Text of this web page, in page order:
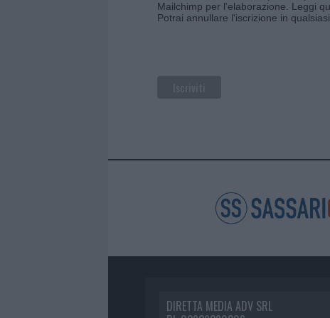
Mailchimp per l'elaborazione. Leggi
Potrai annullare l'iscrizione in
DIRETTA MEDIA ADV SRL